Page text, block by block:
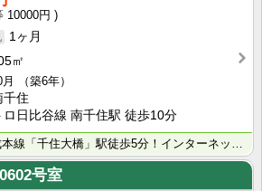
10000円
1ヶ月
㎡
（築6年）
千住
ロ日比谷線 南千住駅 徒歩10分
0602号室